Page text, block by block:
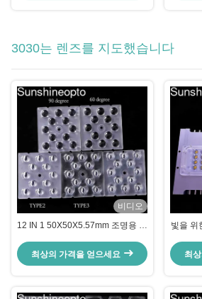
3030는 렌즈를 지도했습니다
비디오
12 IN 1 50X50X5.57mm 조명용 광
최상의 가격을 얻으세요
빛을 위
최